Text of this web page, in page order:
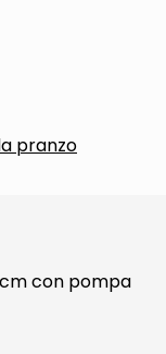
pranzo
con pompa